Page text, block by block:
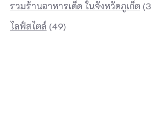
รวมร้านอาหารเด็ด ในจังหวัดภูเก็ต
ไลฟ์สไตล์ (49)